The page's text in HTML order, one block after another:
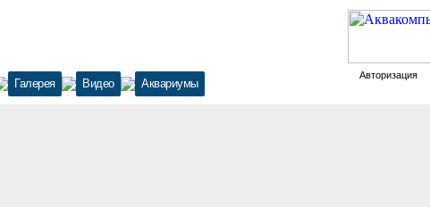
Галерея Видео Аквариумы
Авторизация